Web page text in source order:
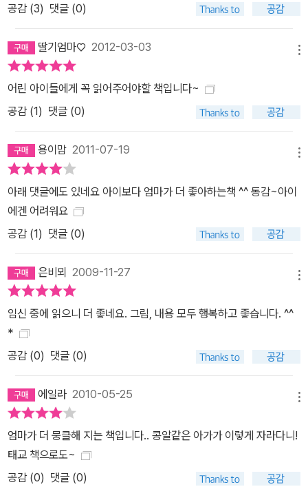
공감 (3) 댓글 (0)
딸기엄마♡ 2012-03-03
어린 아이들에게 꼭 읽어주어야할 책입니다~
공감 (1) 댓글 (0)
용이맘 2011-07-19
아래 댓글에도 있네요 아이보다 엄마가 더 좋아하는책 ^^ 동감~아이
에겐 어려워요
공감 (1) 댓글 (0)
은비뫼 2009-11-27
임신 중에 읽으니 더 좋네요. 그림, 내용 모두 행복하고 좋습니다. ^^
*
공감 (0) 댓글 (0)
에일라 2010-05-25
엄마가 더 뭉클해 지는 책입니다.. 콩알같은 아가가 이렇게 자라다니!
태교 책으로도~
공감 (0) 댓글 (0)